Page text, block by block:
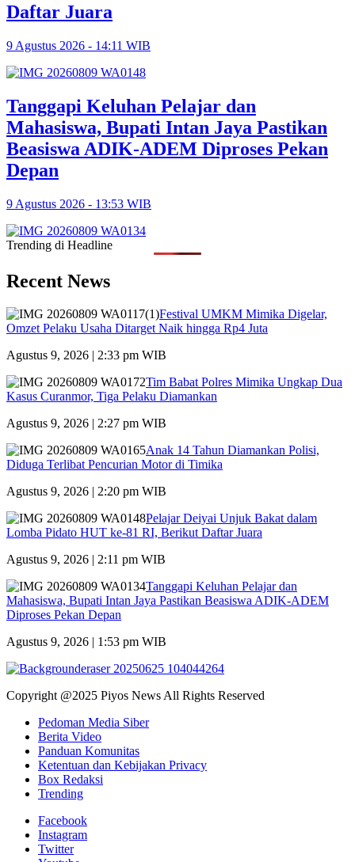
Daftar Juara
9 Agustus 2026 - 14:11 WIB
Tanggapi Keluhan Pelajar dan
Mahasiswa, Bupati Intan Jaya Pastikan
Beasiswa ADIK-ADEM Diproses Pekan
Depan
9 Agustus 2026 - 13:53 WIB
Trending di Headline
Recent News
Festival UMKM Mimika Digelar,
Omzet Pelaku Usaha Ditarget Naik hingga Rp4 Juta
Agustus 9, 2026 | 2:33 pm WIB
Tim Babat Polres Mimika Ungkap Dua
Kasus Curanmor, Tiga Pelaku Diamankan
Agustus 9, 2026 | 2:27 pm WIB
Anak 14 Tahun Diamankan Polisi,
Diduga Terlibat Pencurian Motor di Timika
Agustus 9, 2026 | 2:20 pm WIB
Pelajar Deiyai Unjuk Bakat dalam
Lomba Pidato HUT ke-81 RI, Berikut Daftar Juara
Agustus 9, 2026 | 2:11 pm WIB
Tanggapi Keluhan Pelajar dan
Mahasiswa, Bupati Intan Jaya Pastikan Beasiswa ADIK-ADEM
Diproses Pekan Depan
Agustus 9, 2026 | 1:53 pm WIB
Copyright @2025 Piyos News All Rights Reserved
Pedoman Media Siber
Berita Video
Panduan Komunitas
Ketentuan dan Kebijakan Privacy
Box Redaksi
Trending
Facebook
Instagram
Twitter